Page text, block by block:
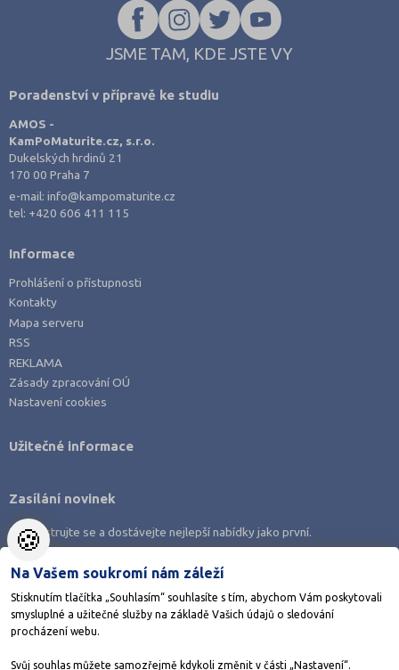
JSME TAM, KDE JSTE VY
Poradenství v přípravě ke studiu
AMOS -
KamPoMaturite.cz, s.r.o.
Dukelských hrdinů 21
170 00 Praha 7
e-mail:info@kampomaturite.cz
tel: +420 606 411 115
Informace
Prohlášení o přístupnosti
Kontakty
Mapa serveru
RSS
REKLAMA
Zásady zpracování OÚ
Nastavení cookies
Stáhněte si aplikaci Adresář škol
Užitečné informace
Zasílání novinek
Zaregistrujte se a dostávejte nejlepší nabídky jako první.
🍪
Na Vašem soukromí nám záleží
Stisknutím tlačítka „Souhlasím“ souhlasíte s tím, abychom Vám poskytovali
smysluplné a užitečné služby na základě Vašich údajů o sledování
procházení webu.
Svůj souhlas můžete samozřejmě kdykoli změnit v části „Nastavení“.